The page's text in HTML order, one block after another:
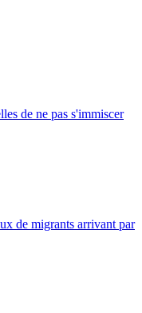
de ne pas s'immiscer
de migrants arrivant par